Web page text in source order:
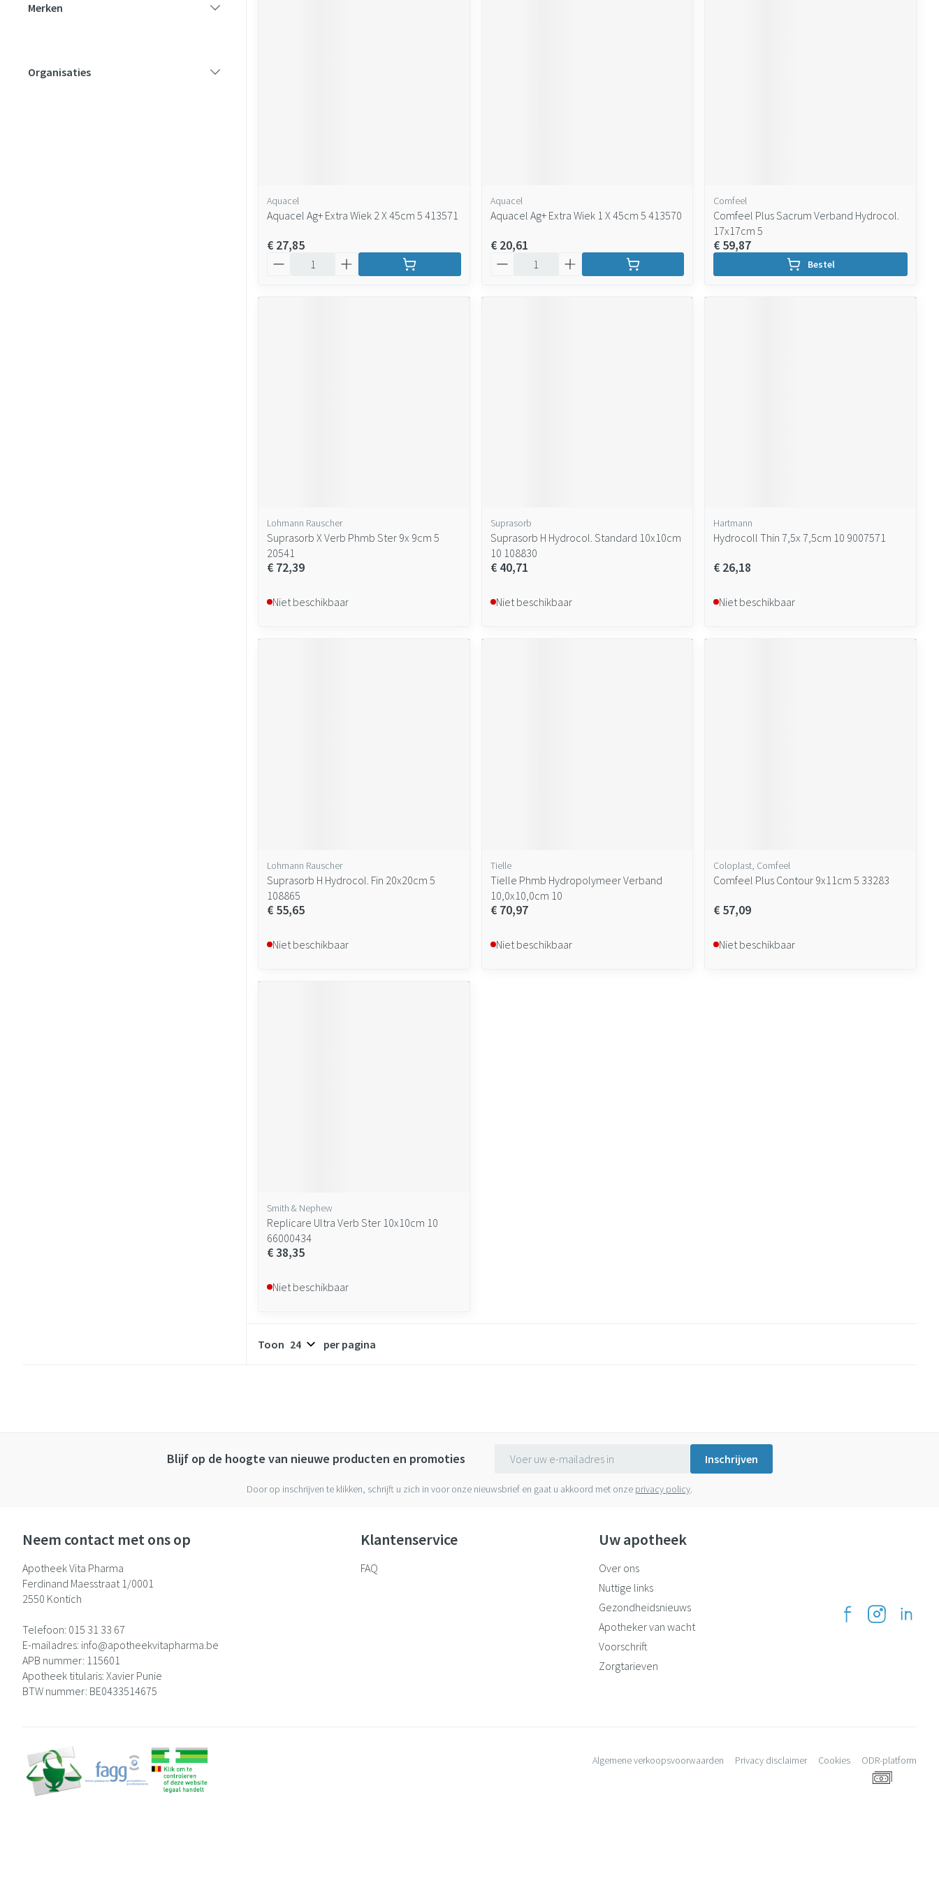
Merken
Organisaties
Aquacel
Aquacel Ag+ Extra Wiek 2 X 45cm 5 413571
€ 27,85
Aquacel
Aquacel Ag+ Extra Wiek 1 X 45cm 5 413570
€ 20,61
Comfeel
Comfeel Plus Sacrum Verband Hydrocol.
17x17cm 5
€ 59,87
Bestel
Lohmann Rauscher
Suprasorb X Verb Phmb Ster 9x 9cm 5
20541
€ 72,39
Niet beschikbaar
Suprasorb
Suprasorb H Hydrocol. Standard 10x10cm
10 108830
€ 40,71
Niet beschikbaar
Hartmann
Hydrocoll Thin 7,5x 7,5cm 10 9007571
€ 26,18
Niet beschikbaar
Lohmann Rauscher
Suprasorb H Hydrocol. Fin 20x20cm 5
108865
€ 55,65
Niet beschikbaar
Tielle
Tielle Phmb Hydropolymeer Verband
10,0x10,0cm 10
€ 70,97
Niet beschikbaar
Coloplast, Comfeel
Comfeel Plus Contour 9x11cm 5 33283
€ 57,09
Niet beschikbaar
Smith & Nephew
Replicare Ultra Verb Ster 10x10cm 10
66000434
€ 38,35
Niet beschikbaar
Toon per pagina
Blijf op de hoogte van nieuwe producten en promoties Inschrijven
Door op inschrijven te klikken, schrijft u zich in voor onze nieuwsbrief en gaat u akkoord met onze privacy policy.
Neem contact met ons op
Apotheek Vita Pharma
Ferdinand Maesstraat 1/0001
2550 Kontich
Telefoon: 015 31 33 67
E-mailadres: info@apotheekvitapharma.be
APB nummer: 115601
Apotheek titularis: Xavier Punie
BTW nummer: BE0433514675
Klantenservice
FAQ
Uw apotheek
Over ons
Nuttige links
Gezondheidsnieuws
Apotheker van wacht
Voorschrift
Zorgtarieven
Algemene verkoopsvoorwaarden Privacy disclaimer Cookies ODR-platform